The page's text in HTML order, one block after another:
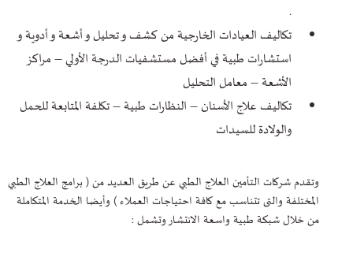
تكاليف العيادات الخارجية من كشف و تحليل و أشعة و أدوية و
استشارات طبية في أفضل مستشفيات الدرجة الأولي – مراكز
الأشعة – معامل التحليل
تكاليف علاج الأسنان – النظارات طبية – تكلفة المتابعة للحمل
والولادة للسيدات
وتقدم شركات التأمين العلاج الطبي عن طريق العديد من ( برامج العلاج الطبي
المختلفة والتى تتناسب مع كافة احتياجات العملاء ) وأيضا الخدمة المتكاملة
من خلال شبكة طبية واسعة الانتشار وتشمل :